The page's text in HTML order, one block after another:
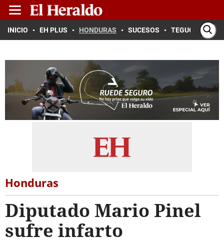
INICIO EH PLUS HONDURAS SUCESOS TEGUCIGALPA
Honduras
Diputado Mario Pinel
sufre infarto